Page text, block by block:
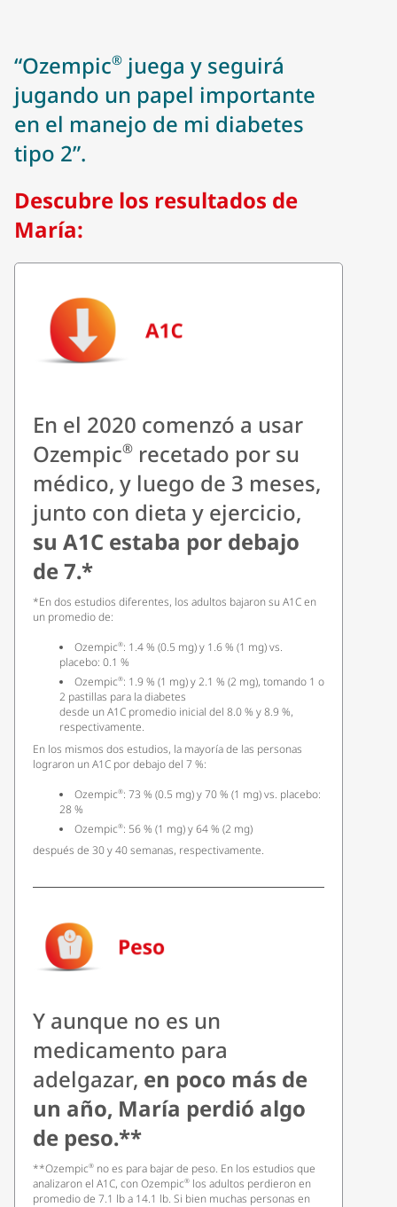
“Ozempic® juega y seguirá
jugando un papel importante
en el manejo de mi diabetes
tipo 2”.
Descubre los resultados de
María:
En el 2020 comenzó a usar
Ozempic® recetado por su
médico, y luego de 3 meses,
junto con dieta y ejercicio,
su A1C estaba por debajo
de 7.*
*En dos estudios diferentes, los adultos bajaron su A1C en
un promedio de:
Ozempic®: 1.4 % (0.5 mg) y 1.6 % (1 mg) vs.
placebo: 0.1 %
Ozempic®: 1.9 % (1 mg) y 2.1 % (2 mg), tomando 1 o
2 pastillas para la diabetes
desde un A1C promedio inicial del 8.0 % y 8.9 %,
respectivamente.
En los mismos dos estudios, la mayoría de las personas
lograron un A1C por debajo del 7 %:
Ozempic®: 73 % (0.5 mg) y 70 % (1 mg) vs. placebo:
28 %
Ozempic®: 56 % (1 mg) y 64 % (2 mg)
después de 30 y 40 semanas, respectivamente.
Y aunque no es un
medicamento para
adelgazar, en poco más de
un año, María perdió algo
de peso.**
**Ozempic® no es para bajar de peso. En los estudios que
analizaron el A1C, con Ozempic® los adultos perdieron en
promedio de 7.1 lb a 14.1 lb. Si bien muchas personas en